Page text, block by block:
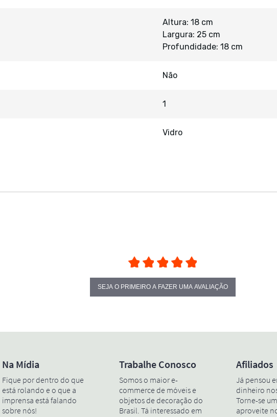
Altura: 18 cm
Largura: 25 cm
Profundidade: 18 cm
Não
1
Vidro
SEJA O PRIMEIRO A FAZER UMA AVALIAÇÃO